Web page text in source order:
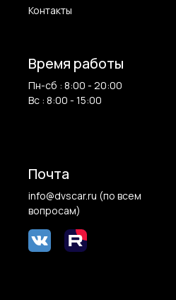
Контакты
Время работы
Пн-сб : 8:00 - 20:00
Вс : 8:00 - 15:00
Почта
info@dvscar.ru (по всем
вопросам)